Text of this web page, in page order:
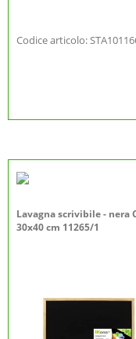
Codice articolo:
Lavagna scrivibile - nera
30x40 cm 11265/1